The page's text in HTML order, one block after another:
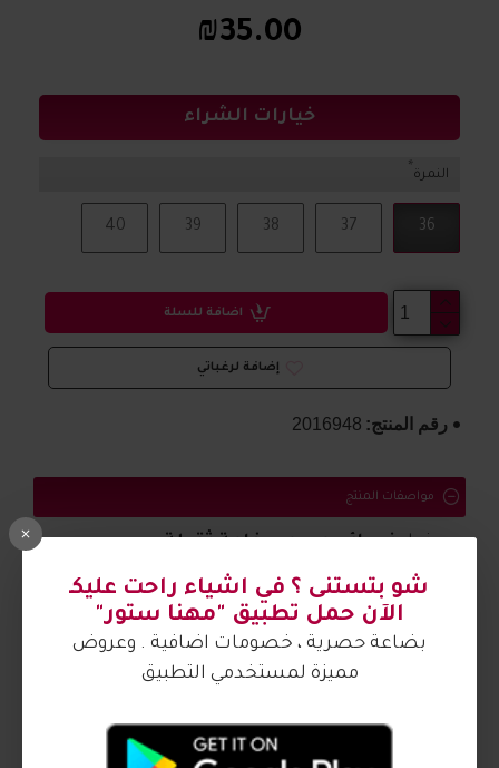
شو بتستنى ؟ في اشياء راحت عليكـ
الآن حمل تطبيق "مهنا ستور"
بضاعة حصرية ، خصومات اضافية . وعروض
مميزة لمستخدمي التطبيق
رقم المنتج: 2016948
₪35.00
خيارات الشراء
النمرة
36
37
38
39
40
اضافة للسلة
إضافة لرغباتي
مواصفات المنتج
صندلنسائي مريح وبخامة ثقيلة
الصورة من تصوير مهنا ستور
كيف اشتري ؟